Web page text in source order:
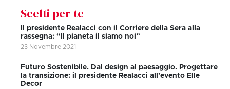
Scelti per te
Il presidente Realacci con il Corriere della Sera alla
rassegna: “Il pianeta il siamo noi”
23 Novembre 2021
Futuro Sostenibile. Dal design al paesaggio. Progettare
la transizione: il presidente Realacci all’evento Elle
Decor